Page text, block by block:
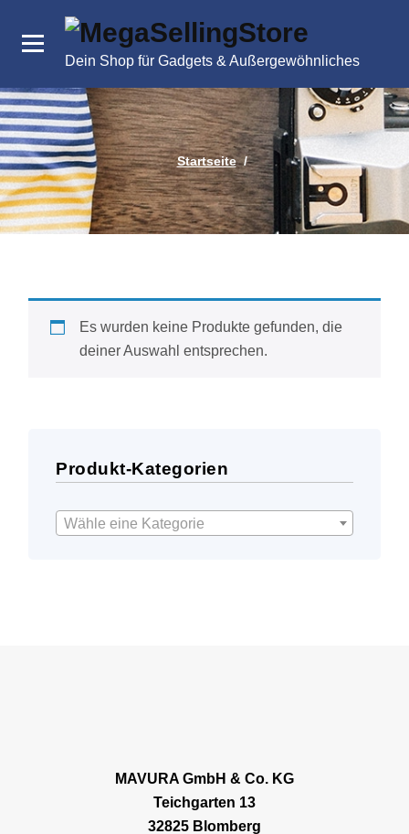
Inhalt
Dein Shop für Gadgets & Außergewöhnliches
Startseite/
Es wurden keine Produkte gefunden, die
deiner Auswahl entsprechen.
Produkt-Kategorien
Wähle eine Kategorie
MAVURA GmbH & Co. KG
Teichgarten 13
32825 Blomberg